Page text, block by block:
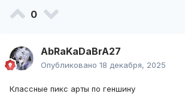
0
AbRaKaDaBrA27
Опубликовано 18 декабря, 2025
Классные пикс арты по геншину